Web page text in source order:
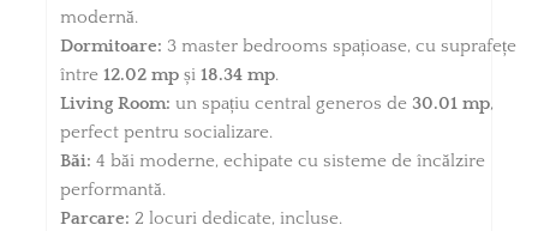
modernă.
Dormitoare: 3 master bedrooms spațioase, cu suprafețe
între 12.02 mpși 18.34 mp.
Living Room: un spațiu central generos de 30.01 mp,
perfect pentru socializare.
Băi: 4 băi moderne, echipate cu sisteme de încălzire
performantă.
Parcare: 2 locuri dedicate, incluse.